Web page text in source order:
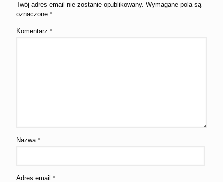
Twój adres email nie zostanie opublikowany. Wymagane pola są
oznaczone *
Komentarz *
Nazwa *
Adres email *